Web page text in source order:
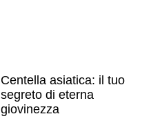
Centella asiatica: il tuo
segreto di eterna
giovinezza